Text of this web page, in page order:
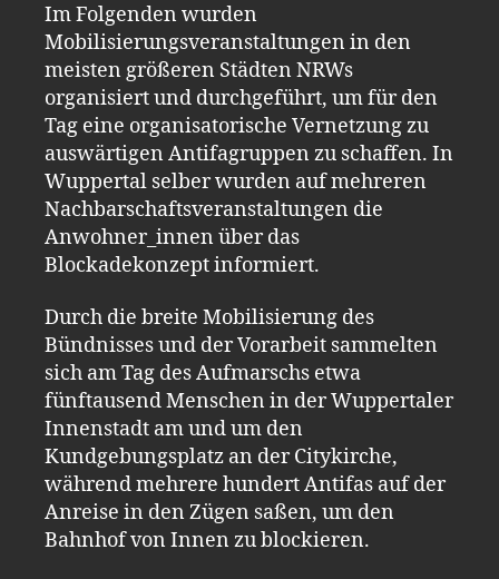
Im Folgenden wurden
Mobilisierungsveranstaltungen in den
meisten größeren Städten NRWs
organisiert und durchgeführt, um für den
Tag eine organisatorische Vernetzung zu
auswärtigen Antifagruppen zu schaffen. In
Wuppertal selber wurden auf mehreren
Nachbarschaftsveranstaltungen die
Anwohner_innen über das
Blockadekonzept informiert.
Durch die breite Mobilisierung des
Bündnisses und der Vorarbeit sammelten
sich am Tag des Aufmarschs etwa
fünftausend Menschen in der Wuppertaler
Innenstadt am und um den
Kundgebungsplatz an der Citykirche,
während mehrere hundert Antifas auf der
Anreise in den Zügen saßen, um den
Bahnhof von Innen zu blockieren.